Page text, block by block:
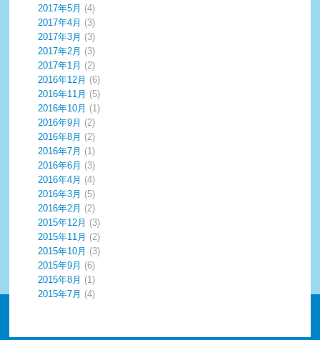
2017年5月 (4)
2017年4月 (3)
2017年3月 (3)
2017年2月 (3)
2017年1月 (2)
2016年12月 (6)
2016年11月 (5)
2016年10月 (1)
2016年9月 (2)
2016年8月 (2)
2016年7月 (1)
2016年6月 (3)
2016年4月 (4)
2016年3月 (5)
2016年2月 (2)
2015年12月 (3)
2015年11月 (2)
2015年10月 (3)
2015年9月 (6)
2015年8月 (1)
2015年7月 (4)